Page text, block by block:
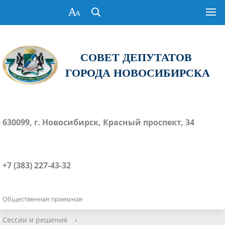
СОВЕТ ДЕПУТАТОВ
ГОРОДА НОВОСИБИРСКА
630099, г. Новосибирск, Красный проспект, 34
+7 (383) 227-43-32
Общественная приемная
Сессии и решения
›